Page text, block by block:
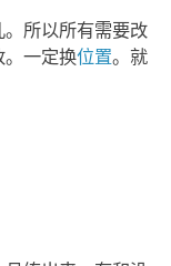
。所以所有需要改
。一定换位置。就